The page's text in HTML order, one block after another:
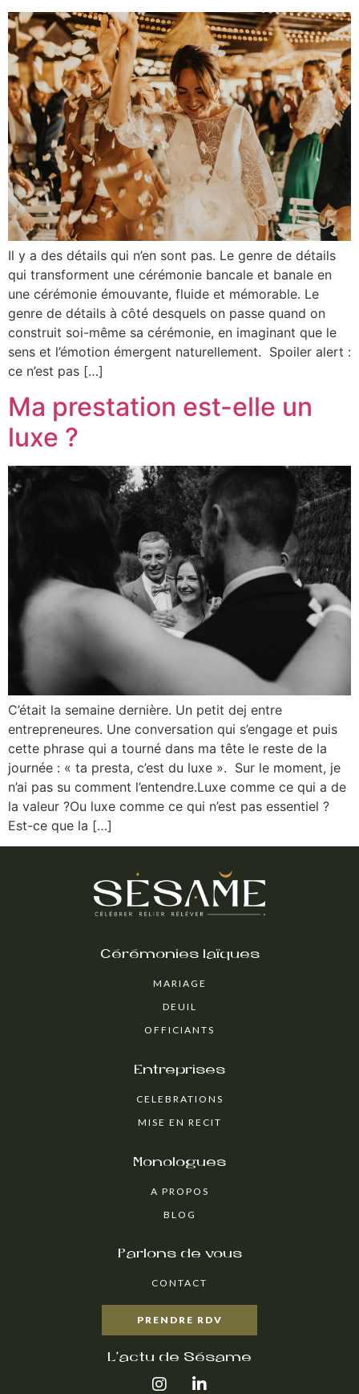
Il y a des détails qui n’en sont pas. Le genre de détails
qui transforment une cérémonie bancale et banale en
une cérémonie émouvante, fluide et mémorable. Le
genre de détails à côté desquels on passe quand on
construit soi-même sa cérémonie, en imaginant que le
sens et l’émotion émergent naturellement. Spoiler alert :
ce n’est pas […]
Ma prestation est-elle un
luxe ?
C’était la semaine dernière. Un petit dej entre
entrepreneures. Une conversation qui s’engage et puis
cette phrase qui a tourné dans ma tête le reste de la
journée : « ta presta, c’est du luxe ». Sur le moment, je
n’ai pas su comment l’entendre.Luxe comme ce qui a de
la valeur ?Ou luxe comme ce qui n’est pas essentiel ?
Est-ce que la […]
Cérémonies laïques
MARIAGE
DEUIL
OFFICIANTS
Entreprises
CELEBRATIONS
MISE EN RECIT
Monologues
A PROPOS
BLOG
Parlons de vous
CONTACT
PRENDRE RDV
L'actu de Sésame